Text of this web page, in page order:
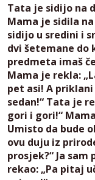
Tata je sidijo na
Mama je sidila
sidijo u sredini i
dvi šetemane do
predmeta imaš
Mama je rekla:
pet asi! A
sedan!“ Tata je
gori i gori!“
Umisto da bude
ovu duju iz
prosjek?“ Ja
rekao: „Pa pitaj